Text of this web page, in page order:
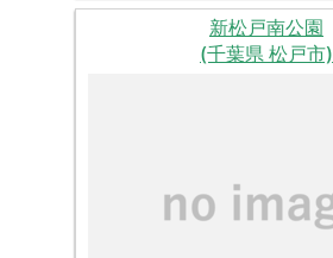
新松戸南公園
(千葉県 松戸市)